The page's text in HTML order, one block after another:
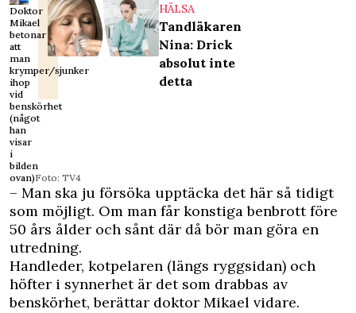
Doktor
Mikael
betonar
att
man
krymper/sjunker
ihop
vid
benskörhet
(något
han
visar
i
bilden
ovan)Foto: TV4
HÄLSA
Tandläkaren
Nina: Drick
absolut inte
detta
– Man ska ju försöka upptäcka det här så tidigt
som möjligt. Om man får konstiga benbrott före
50 års ålder och sånt där då bör man göra en
utredning.
Handleder, kotpelaren (längs ryggsidan) och
höfter i synnerhet är det som drabbas av
benskörhet, berättar doktor Mikael vidare.